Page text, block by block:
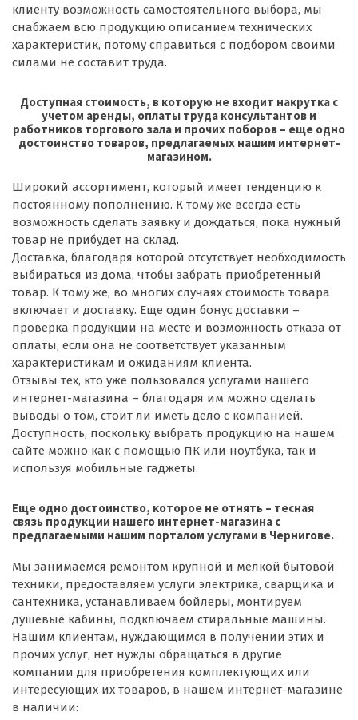
клиенту возможность самостоятельного выбора, мы
снабжаем всю продукцию описанием технических
характеристик, потому справиться с подбором своими
силами не составит труда.
Доступная стоимость, в которую не входит накрутка с
учетом аренды, оплаты труда консультантов и
работников торгового зала и прочих поборов – еще одно
достоинство товаров, предлагаемых нашим интернет-
магазином.
Широкий ассортимент, который имеет тенденцию к
постоянному пополнению. К тому же всегда есть
возможность сделать заявку и дождаться, пока нужный
товар не прибудет на склад.
Доставка, благодаря которой отсутствует необходимость
выбираться из дома, чтобы забрать приобретенный
товар. К тому же, во многих случаях стоимость товара
включает и доставку. Еще один бонус доставки –
проверка продукции на месте и возможность отказа от
оплаты, если она не соответствует указанным
характеристикам и ожиданиям клиента.
Отзывы тех, кто уже пользовался услугами нашего
интернет-магазина – благодаря им можно сделать
выводы о том, стоит ли иметь дело с компанией.
Доступность, поскольку выбрать продукцию на нашем
сайте можно как с помощью ПК или ноутбука, так и
используя мобильные гаджеты.
Еще одно достоинство, которое не отнять – тесная
связь продукции нашего интернет-магазина с
предлагаемыми нашим порталом услугами в Чернигове.
Мы занимаемся ремонтом крупной и мелкой бытовой
техники, предоставляем услуги электрика, сварщика и
сантехника, устанавливаем бойлеры, монтируем
душевые кабины, подключаем стиральные машины.
Нашим клиентам, нуждающимся в получении этих и
прочих услуг, нет нужды обращаться в другие
компании для приобретения комплектующих или
интересующих их товаров, в нашем интернет-магазине
в наличии: